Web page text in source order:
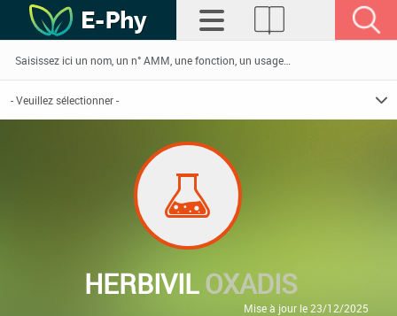
HERBIVILOXADIS
Mise à jour le 23/12/2025